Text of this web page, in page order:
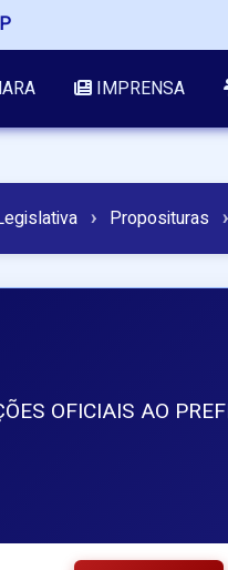
IMPRENSA
› Proposituras ›
OFICIAIS AO